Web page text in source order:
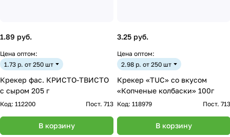
1.89 руб.
Цена оптом:
1.73 р. от 250 шт
Крекер фас. КРИСТО-ТВИСТО
с сыром 205 г
Код: 112200 Пост. 713
В корзину
3.25 руб.
Цена оптом:
2.98 р. от 250 шт
Крекер «TUC» со вкусом
«Копченые колбаски» 100г
Код: 118979 Пост. 713
В корзину